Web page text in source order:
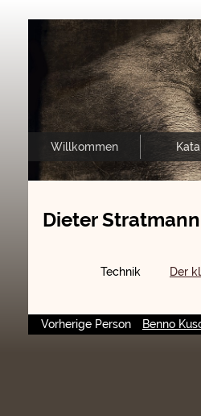
Willkommen
Dieter Stratmann
Technik Der
Vorherige Person Benno